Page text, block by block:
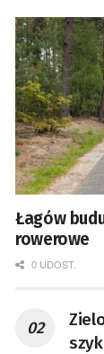
Łagów
rowerowe
0 UDOST.